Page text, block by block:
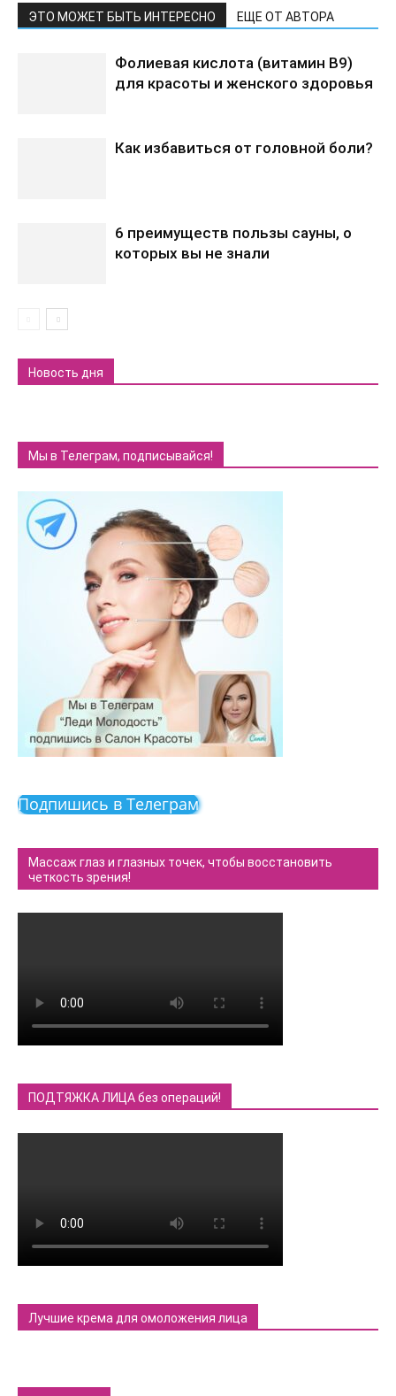
ЭТО МОЖЕТ БЫТЬ ИНТЕРЕСНО ЕЩЕ ОТ АВТОРА
Фолиевая кислота (витамин В9)
для красоты и женского здоровья
Как избавиться от головной боли?
6 преимуществ пользы сауны, о
которых вы не знали
Новость дня
Мы в Телеграм, подписывайся!
Подпишись в Телеграм
Массаж глаз и глазных точек, чтобы восстановить
четкость зрения!
ПОДТЯЖКА ЛИЦА без операций!
Лучшие крема для омоложения лица